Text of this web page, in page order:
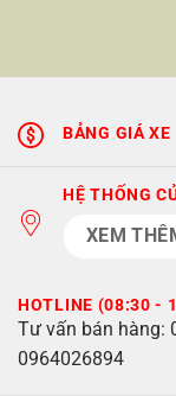
BẢNG GIÁ XE
HỆ THỐNG
XEM
HOTLINE (08:30 -
Tư vấn bán hàng:
0964026894